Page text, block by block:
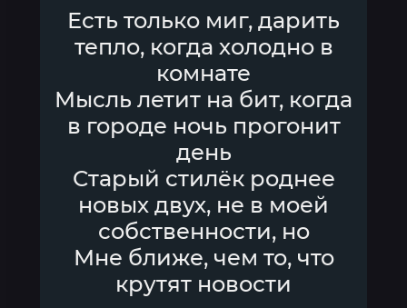
Есть только миг, дарить
тепло, когда холодно в
комнате
Мысль летит на бит, когда
в городе ночь прогонит
день
Старый стилёк роднее
новых двух, не в моей
собственности, но
Мне ближе, чем то, что
крутят новости